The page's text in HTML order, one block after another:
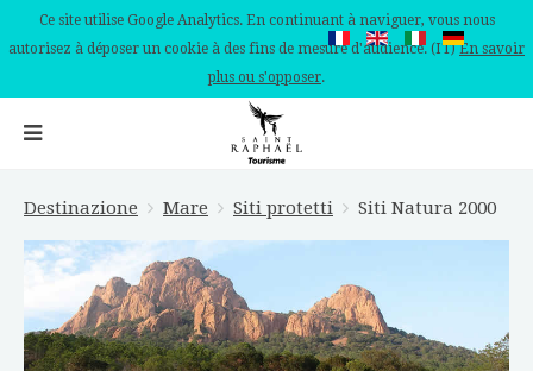
Ce site utilise Google Analytics. En continuant à naviguer, vous nous
autorisez à déposer un cookie à des fins de mesure d'audience. (IT)En savoir
plus ou s'opposer.
Destinazione Mare Siti protetti Siti Natura 2000